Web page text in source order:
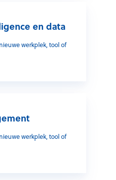
en data
werkplek, tool of
werkplek, tool of